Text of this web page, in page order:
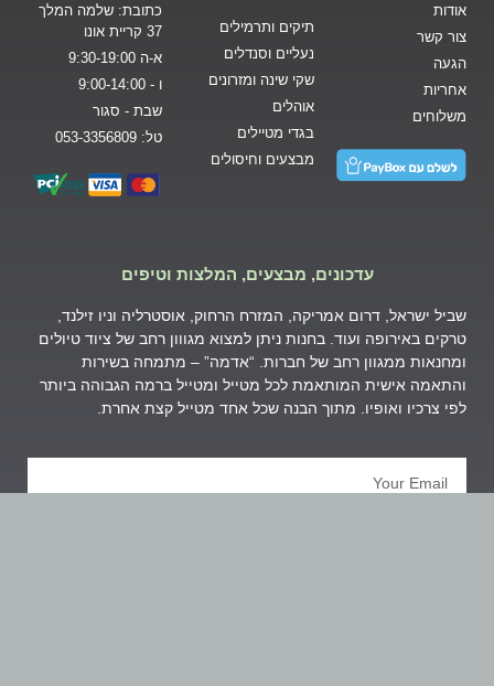
אודות
צור קשר
הגעה
אחריות
משלוחים
תיקים ותרמילים
נעליים וסנדלים
שקי שינה ומזרונים
אוהלים
בגדי מטיילים
מבצעים וחיסולים
כתובת: שלמה המלך
37 קריית אונו
א-ה 9:30-19:00
ו - 9:00-14:00
שבת - סגור
טל: 053-3356809
עדכונים, מבצעים, המלצות וטיפים
שביל ישראל, דרום אמריקה, המזרח הרחוק, אוסטרליה וניו זילנד,
טרקים באירופה ועוד. בחנות ניתן למצוא מגווון רחב של ציוד טיולים
ומחנאות ממגוון רחב של חברות. “אדמה” – מתמחה בשירות
והתאמה אישית המותאמת לכל מטייל ומטייל ברמה הגבוהה ביותר
לפי צרכיו ואופיו. מתוך הבנה שכל אחד מטייל קצת אחרת.